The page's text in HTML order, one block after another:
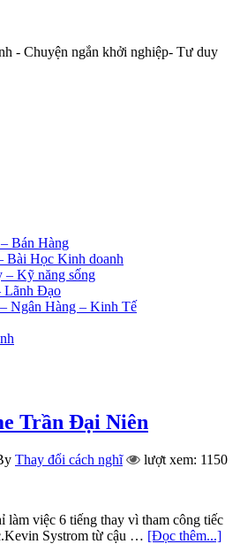
- Chuyện ngắn khởi nghiệp- Tư duy
Bán Hàng
Bài Học Kinh doanh
– Kỹ năng sống
Lãnh Đạo
Ngân Hàng – Kinh Tế
Trần Đại Niên
Thay đổi cách nghĩ lượt xem: 1150
làm việc 6 tiếng thay vì tham công tiếc
Systrom từ cậu … [Đọc thêm...]